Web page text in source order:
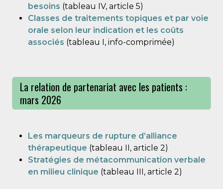
besoins (tableau IV, article 5)
Classes de traitements topiques et par voie
orale selon leur indication et les coûts
associés (tableau I, info-comprimée)
La relation de partenariat avec les patients :
mars 2026
Les marqueurs de rupture d’alliance
thérapeutique (tableau II, article 2)
Stratégies de métacommunication verbale
en milieu clinique (tableau III, article 2)